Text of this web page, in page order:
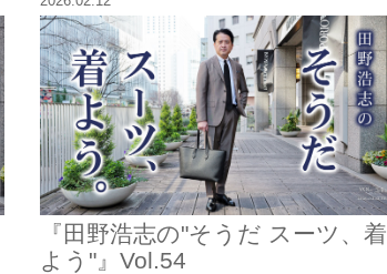
『田野浩志の"そうだ スーツ、着
よう"』Vol.54